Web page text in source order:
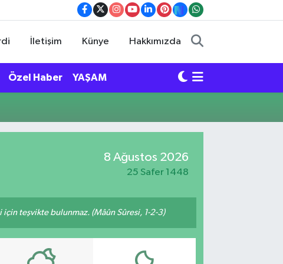
İletişim Künye Hakkımızda
Özel Haber YAŞAM
8 Ağustos 2026
25 Safer 1448
teşvikte bulunmaz. (Mâûn Sûresi, 1-2-3)